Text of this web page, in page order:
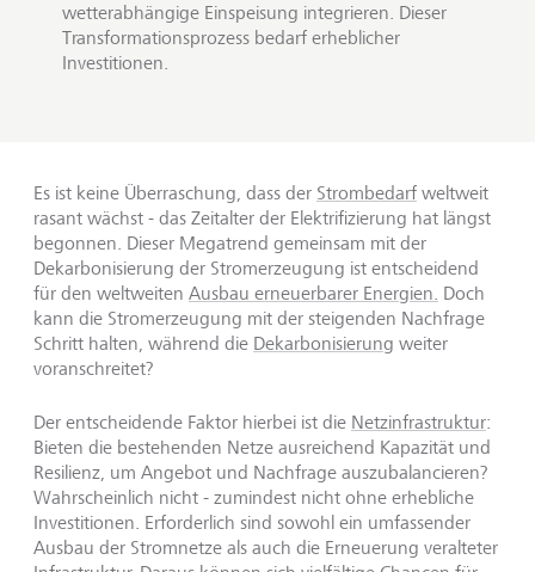
wetterabhängige Einspeisung integrieren. Dieser
Transformationsprozess bedarf erheblicher
Investitionen.
Es ist keine Überraschung, dass der Strombedarf weltweit
rasant wächst - das Zeitalter der Elektrifizierung hat längst
begonnen. Dieser Megatrend gemeinsam mit der
Dekarbonisierung der Stromerzeugung ist entscheidend
für den weltweiten Ausbau erneuerbarer Energien. Doch
kann die Stromerzeugung mit der steigenden Nachfrage
Schritt halten, während die Dekarbonisierung weiter
voranschreitet?
Der entscheidende Faktor hierbei ist die Netzinfrastruktur:
Bieten die bestehenden Netze ausreichend Kapazität und
Resilienz, um Angebot und Nachfrage auszubalancieren?
Wahrscheinlich nicht - zumindest nicht ohne erhebliche
Investitionen. Erforderlich sind sowohl ein umfassender
Ausbau der Stromnetze als auch die Erneuerung veralteter